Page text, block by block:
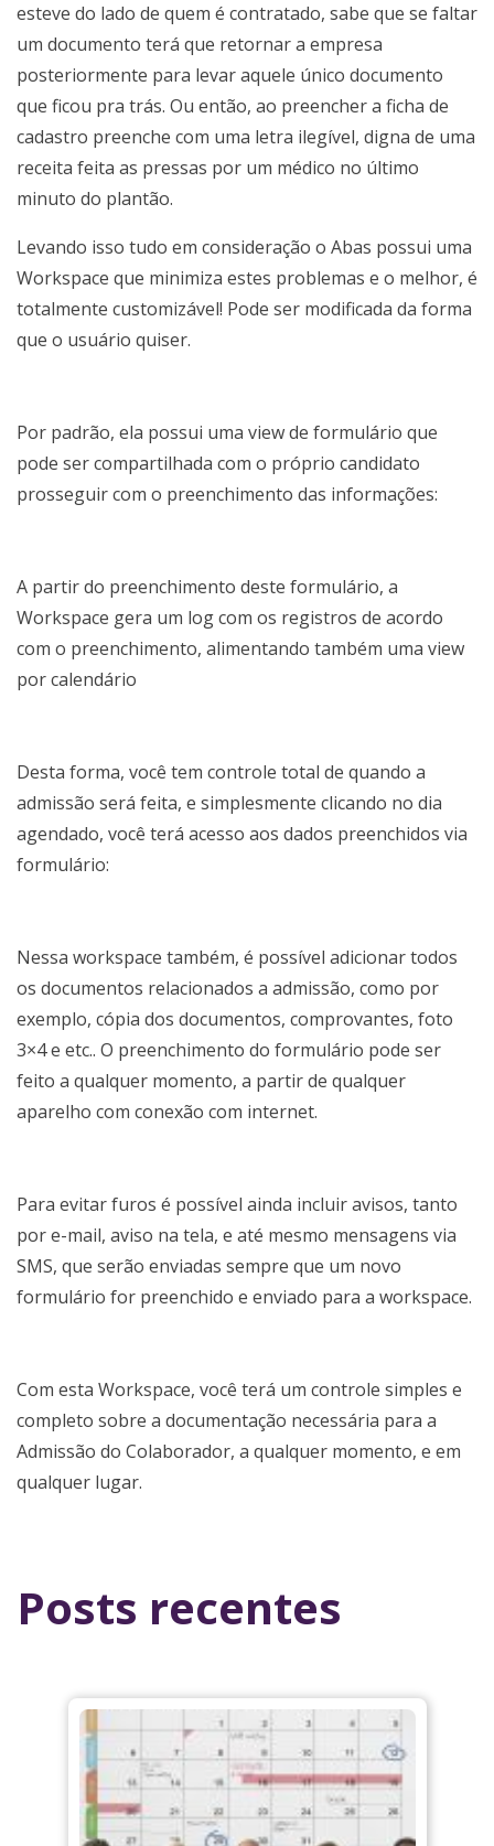
esteve do lado de quem é contratado, sabe que se faltar
um documento terá que retornar a empresa
posteriormente para levar aquele único documento
que ficou pra trás. Ou então, ao preencher a ficha de
cadastro preenche com uma letra ilegível, digna de uma
receita feita as pressas por um médico no último
minuto do plantão.
Levando isso tudo em consideração o Abas possui uma
Workspace que minimiza estes problemas e o melhor, é
totalmente customizável! Pode ser modificada da forma
que o usuário quiser.
Por padrão, ela possui uma view de formulário que
pode ser compartilhada com o próprio candidato
prosseguir com o preenchimento das informações:
A partir do preenchimento deste formulário, a
Workspace gera um log com os registros de acordo
com o preenchimento, alimentando também uma view
por calendário
Desta forma, você tem controle total de quando a
admissão será feita, e simplesmente clicando no dia
agendado, você terá acesso aos dados preenchidos via
formulário:
Nessa workspace também, é possível adicionar todos
os documentos relacionados a admissão, como por
exemplo, cópia dos documentos, comprovantes, foto
3×4 e etc.. O preenchimento do formulário pode ser
feito a qualquer momento, a partir de qualquer
aparelho com conexão com internet.
Para evitar furos é possível ainda incluir avisos, tanto
por e-mail, aviso na tela, e até mesmo mensagens via
SMS, que serão enviadas sempre que um novo
formulário for preenchido e enviado para a workspace.
Com esta Workspace, você terá um controle simples e
completo sobre a documentação necessária para a
Admissão do Colaborador, a qualquer momento, e em
qualquer lugar.
Posts recentes